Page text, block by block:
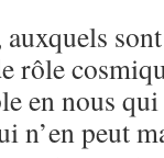
rôle
en nous
n’en peut